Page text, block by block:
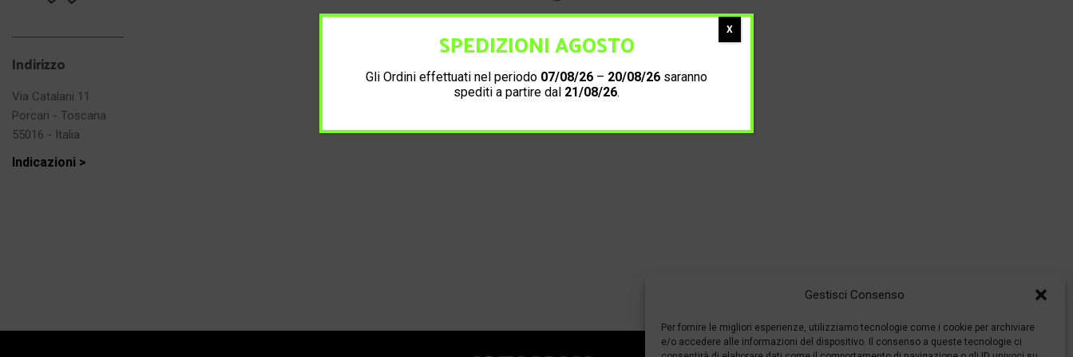
Gestisci Consenso
Per fornire le migliori esperienze, utilizziamo tecnologie come i cookie per archiviare
e/o accedere alle informazioni del dispositivo. Il consenso a queste tecnologie ci
Indirizzo
Via Catalani 11
Porcari - Toscana
55016 - Italia
Indicazioni >
SPEDIZIONI AGOSTO
Gli Ordini effettuati nel periodo 07/08/26 – 20/08/26 saranno
spediti a partire dal 21/08/26.
X